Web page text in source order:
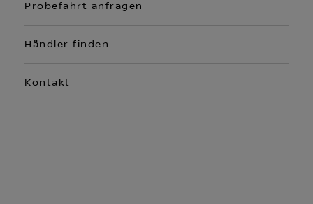
Probefahrt anfragen
Händler finden
Kontakt